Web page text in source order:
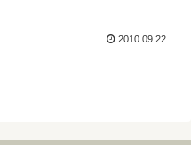
2010.09.22